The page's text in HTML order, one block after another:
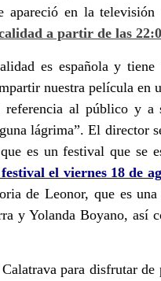
apareció en la televisión
a partir de las
es española y
nuestra película en
referencia al público y a
lágrima”. El director
es un festival que se
el viernes 18 de
de Leonor, que es
y Yolanda Boyano, así
para disfrutar de